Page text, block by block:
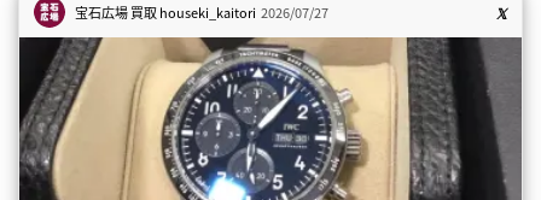
宝石広場 買取houseki_kaitori 2026/07/27